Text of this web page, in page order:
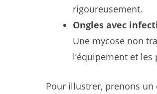
rigoureusement.
Ongles avec
Une mycose non
l’équipement et
Pour illustrer, prenons